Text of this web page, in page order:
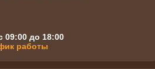
09:00 до 18:00
работы